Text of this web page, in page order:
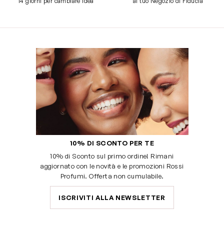
10% DI SCONTO PER TE
10% di Sconto sul primo ordine! Rimani
aggiornato con le novità e le promozioni Rossi
Profumi. Offerta non cumulabile.
ISCRIVITI ALLA NEWSLETTER